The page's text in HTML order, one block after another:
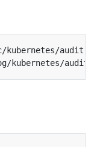
kubernetes/audit-